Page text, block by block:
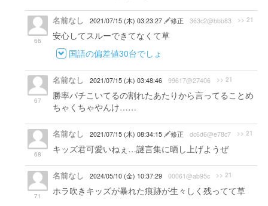
66
名前なし 2021/07/15 (木) 03:23:27 修正 363c2@bbb83 >> 21
安心してスルーできてなくて草
国語の偏差値30台でしょ
67
名前なし 2021/07/15 (木) 03:48:46 99617@27406 >> 21
勝率パチこいてるの割れたあたりから言ってることめ
ちゃくちゃやんけ……
68
名前なし 2021/07/15 (木) 08:34:15 修正 dc6d6@e78c7 >> 21
キッズ君可愛いねぇ…謎言集に晒し上げようぜ
71
名前なし 2024/05/10 (金) 10:37:29 00061@ab95c >> 21
ホラ吹きキッズが暴れた痕跡が生々しく残ってて草